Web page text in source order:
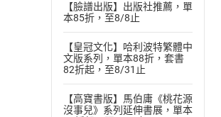
【臉譜出版】出版社推薦，單
本85折，至8/8止
【皇冠文化】哈利波特繁體中
文版系列，單本88折，套書
82折起，至8/31止
【高寶書版】馬伯庸《桃花源
沒事兒》系列延伸書展，單本